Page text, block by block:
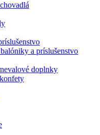
a príslušenstvo
doplnky